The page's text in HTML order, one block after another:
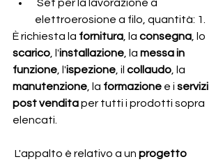
elettroerosione a filo, quantità: 1.
È richiesta la fornitura , la consegna , lo
scarico , l'installazione , la messa in
funzione , l'ispezione , il collaudo , la
manutenzione , la formazione e i servizi
post vendita per tutti i prodotti sopra
elencati.
L'appalto è relativo a un progetto